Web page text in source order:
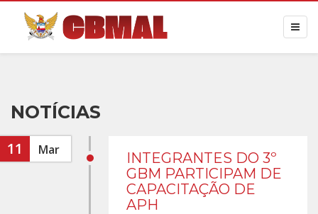
NOTÍCIAS
11 Mar
INTEGRANTES DO 3º
GBM PARTICIPAM DE
CAPACITAÇÃO DE
APH